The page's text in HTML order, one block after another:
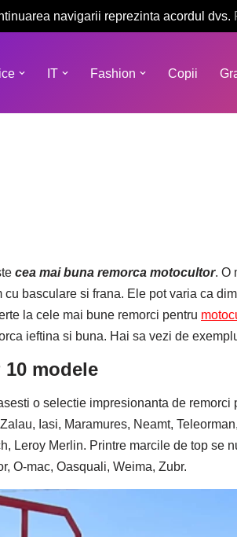
navigarii reprezinta acordul dvs.
IT Fashion Copii
cea mai buna remorca motocultor. O
basculare si frana. Ele pot varia ca
la cele mai bune remorci pentru
ieftina si buna. Hai sa vezi de
modele
o selectie impresionanta de
Iasi, Maramures, Neamt,
Leroy Merlin. Printre marcile de top se
O-mac, Oasquali, Weima, Zubr.